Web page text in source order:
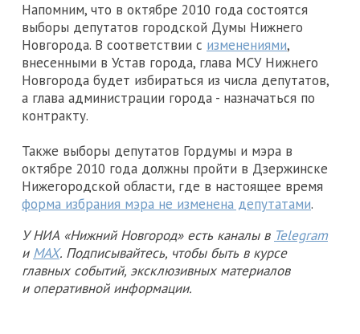
Напомним, что в октябре 2010 года состоятся
выборы депутатов городской Думы Нижнего
Новгорода. В соответствии с изменениями,
внесенными в Устав города, глава МСУ Нижнего
Новгорода будет избираться из числа депутатов,
а глава администрации города - назначаться по
контракту.
Также выборы депутатов Гордумы и мэра в
октябре 2010 года должны пройти в Дзержинске
Нижегородской области, где в настоящее время
форма избрания мэра не изменена депутатами.
У НИА «Нижний Новгород» есть каналы в Telegram
и MAX. Подписывайтесь, чтобы быть в курсе
главных событий, эксклюзивных материалов
и оперативной информации.